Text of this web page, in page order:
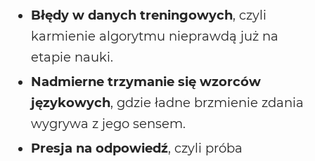
Błędy w danych treningowych, czyli
karmienie algorytmu nieprawdą już na
etapie nauki.
Nadmierne trzymanie się wzorców
językowych, gdzie ładne brzmienie zdania
wygrywa z jego sensem.
Presja na odpowiedź, czyli próba